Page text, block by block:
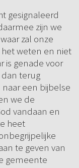
gesignaleerd
zijn we
zal onze
weten en niet
is genade voor
terug
een bijbelse
we de
vandaan en
heet
te geven van
gemeente